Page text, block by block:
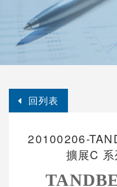
回列表
20100206-
擴展C